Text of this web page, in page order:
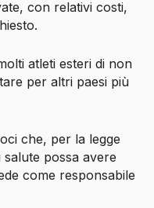
con relativi costi,
atleti esteri di non
per altri paesi più
che, per la legge
possa avere
come responsabile